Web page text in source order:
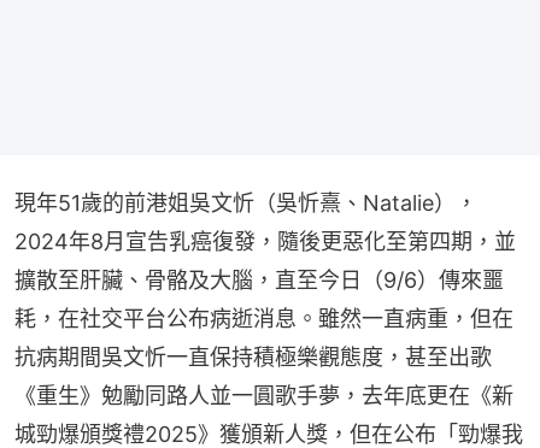
現年51歲的前港姐吳文忻（吳忻熹、Natalie），
2024年8月宣告乳癌復發，隨後更惡化至第四期，並
擴散至肝臟、骨骼及大腦，直至今日（9/6）傳來噩
耗，在社交平台公布病逝消息。雖然一直病重，但在
抗病期間吳文忻一直保持積極樂觀態度，甚至出歌
《重生》勉勵同路人並一圓歌手夢，去年底更在《新
城勁爆頒獎禮2025》獲頒新人獎，但在公布「勁爆我